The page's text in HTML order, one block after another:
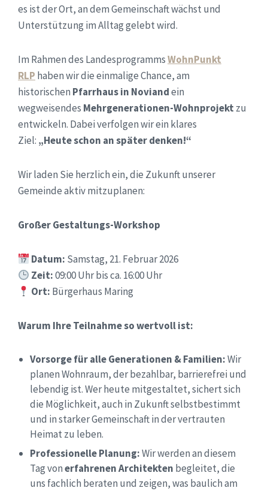
es ist der Ort, an dem Gemeinschaft wächst und
Unterstützung im Alltag gelebt wird.
Im Rahmen des LandesprogrammsWohnPunkt
RLP haben wir die einmalige Chance, am
historischen Pfarrhaus in Noviandein
wegweisendes Mehrgenerationen-Wohnprojekt zu
entwickeln. Dabei verfolgen wir ein klares
Ziel: „Heute schon an später denken!“
Wir laden Sie herzlich ein, die Zukunft unserer
Gemeinde aktiv mitzuplanen:
Großer Gestaltungs-Workshop
Datum: Samstag, 21. Februar 2026
Zeit:09:00 Uhr bis ca. 16:00 Uhr
Ort: Bürgerhaus Maring
Warum Ihre Teilnahme so wertvoll ist:
Vorsorge für alle Generationen & Familien:Wir
planen Wohnraum, der bezahlbar, barrierefrei und
lebendig ist. Wer heute mitgestaltet, sichert sich
die Möglichkeit, auch in Zukunft selbstbestimmt
und in starker Gemeinschaft in der vertrauten
Heimat zu leben.
Professionelle Planung:Wir werden an diesem
Tag vonerfahrenen Architekten begleitet, die
uns fachlich beraten und zeigen, was baulich am